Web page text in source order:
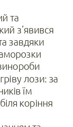
та
з’явився
завдяки
лози: за
їм
коріння